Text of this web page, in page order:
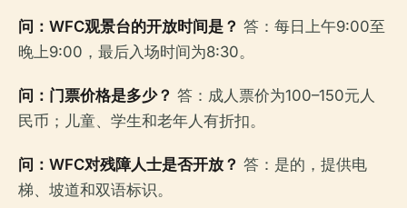
问：WFC观景台的开放时间是？ 答：每日上午9:00至
晚上9:00，最后入场时间为8:30。
问：门票价格是多少？ 答：成人票价为100–150元人
民币；儿童、学生和老年人有折扣。
问：WFC对残障人士是否开放？ 答：是的，提供电
梯、坡道和双语标识。